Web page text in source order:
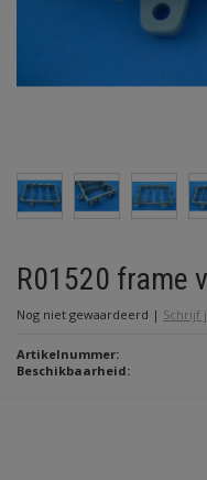
R01520 frame
Nog niet gewaardeerd | Schrijf
Artikelnummer:
Beschikbaarheid: